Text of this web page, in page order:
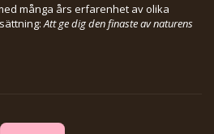
många års erfarenhet av olika
Att ge dig den finaste av naturens